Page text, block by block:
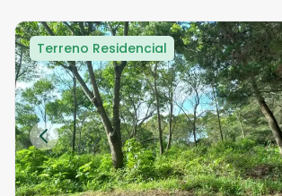
Terreno Residencial